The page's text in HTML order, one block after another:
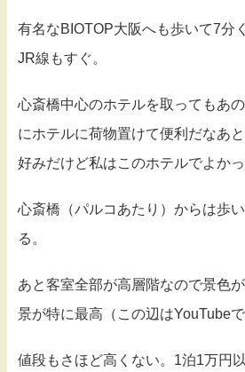
有名なBIOTOP大阪へも歩いて7分
JR線もすぐ。
心斎橋中心のホテルを取ってもあ
にホテルに荷物置けて便利だなあ
好みだけど私はこのホテルでよかっ
心斎橋（パルコあたり）からは歩
る。
あと客室全部が高層階なので景色
景が特に最高（この辺はYouTubeで
値段もさほど高くない。1泊1万円以